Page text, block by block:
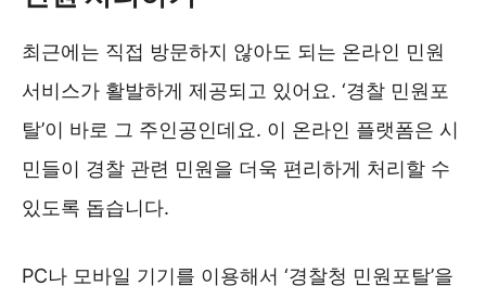
최근에는 직접 방문하지 않아도 되는 온라인 민원
서비스가 활발하게 제공되고 있어요. ‘경찰 민원포
탈’이 바로 그 주인공인데요. 이 온라인 플랫폼은 시
민들이 경찰 관련 민원을 더욱 편리하게 처리할 수
있도록 돕습니다.
PC나 모바일 기기를 이용해서 ‘경찰청 민원포탈’을